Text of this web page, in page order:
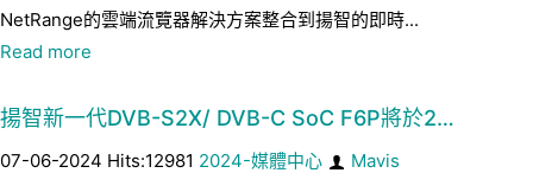
NetRange的雲端流覽器解決方案整合到揚智的即時...
Read more
揚智新一代DVB-S2X/ DVB-C SoC F6P將於2…
07-06-2024 Hits:12981 2024-媒體中心 Mavis